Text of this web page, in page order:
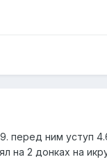
перед ним уступ
2 донках на